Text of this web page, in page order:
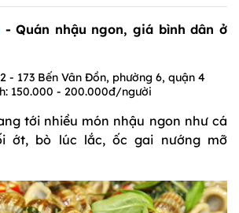
- Quán nhậu ngon, giá bình dân ở
- 173 Bến Vân Đồn, phường 6, quận 4
150.000 - 200.000đ/người
tới nhiều món nhậu ngon như cá
ớt, bò lúc lắc, ốc gai nướng mỡ